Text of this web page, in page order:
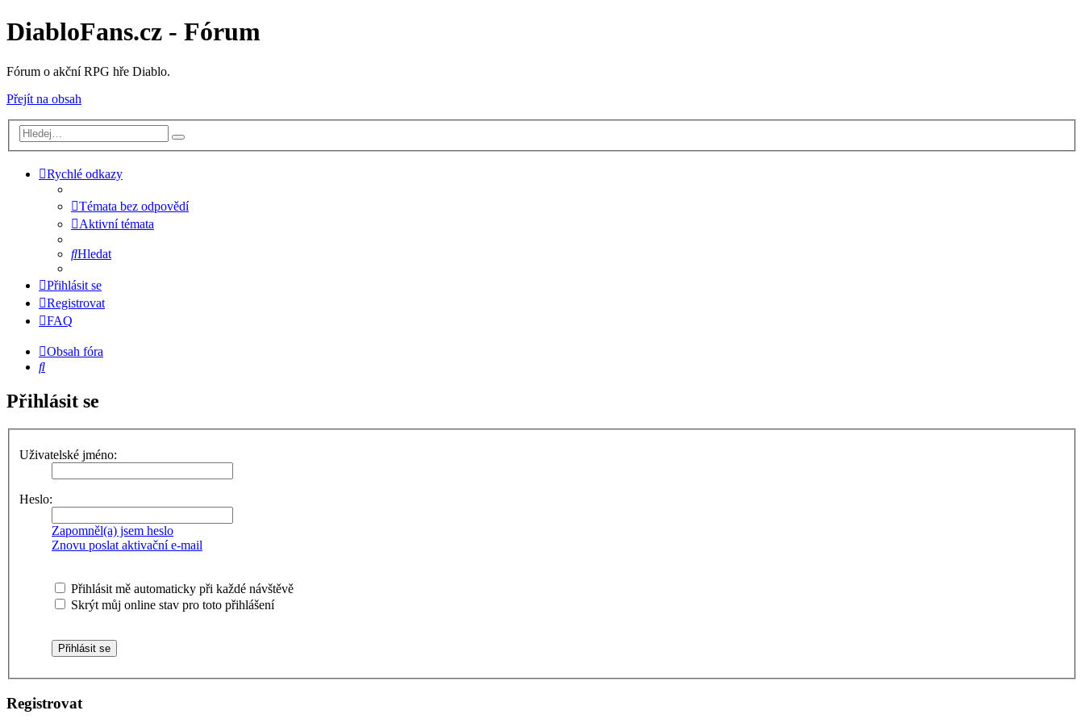
DiabloFans.cz - Fórum
Fórum o akční RPG hře Diablo.
Přejít na obsah
Rychlé odkazy
Témata bez odpovědí
Aktivní témata
Hledat
Přihlásit se
Registrovat
FAQ
Obsah fóra
Hledat
Přihlásit se
Uživatelské jméno:
Heslo:
Zapomněl(a) jsem heslo
Znovu poslat aktivační e-mail
Přihlásit mě automaticky při každé návštěvě
Skrýt můj online stav pro toto přihlášení
Registrovat